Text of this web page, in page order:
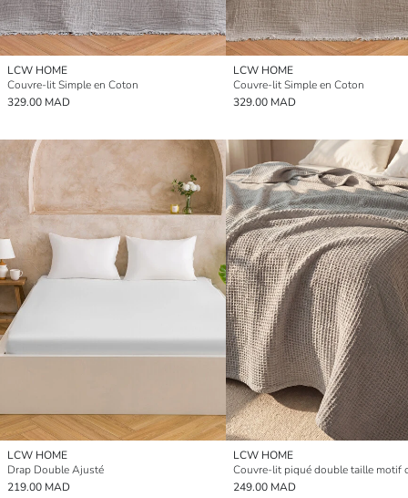
LCW HOME
Couvre-lit Simple en Coton
329.00 MAD
LCW HOME
Couvre-lit Simple en Coton
329.00 MAD
LCW HOME
Drap Double Ajusté
219.00 MAD
LCW HOME
Couvre-lit piqué double taille motif
249.00 MAD